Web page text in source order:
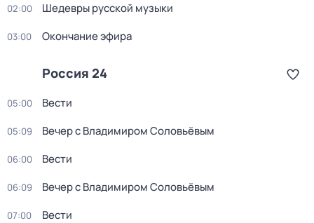
02:00 Шедевры русской музыки
03:00 Окончание эфира
Россия 24
05:00 Вести
05:09 Вечер с Владимиром Соловьёвым
06:00 Вести
06:09 Вечер с Владимиром Соловьёвым
07:00 Вести